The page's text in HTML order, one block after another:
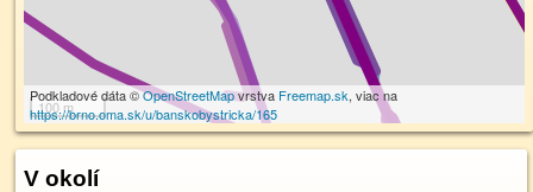
100 m
Podkladové dáta ©OpenStreetMapvrstva Freemap.sk, viac na
https://brno.oma.sk/u/banskobystricka/165
V okolí